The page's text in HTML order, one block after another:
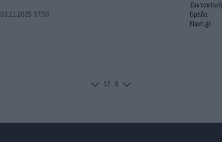
03.11.2025 07:50
Συντακτική
Ομάδα
Flash.gr
12...8